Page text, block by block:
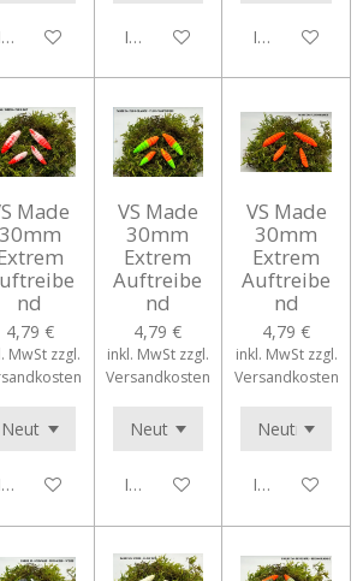
den WarenkorbIn den WarenkorbIn den
Made
30mm
nd
4,79 €
MwSt zzgl.
den Warenkorb
VS Made
30mm
Extrem
Auftreibe
nd
4,79 €
inkl. MwSt zzgl.
Versandkosten
In den Warenkorb
VS Made
30mm
Extrem
Auftreibe
nd
4,79 €
inkl. MwSt zzgl.
Versandkosten
In den